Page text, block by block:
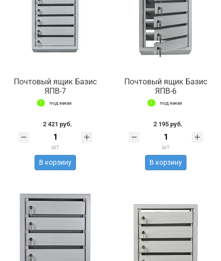
Почтовый ящик Базис
ЯПВ-7
под заказ
2 421 руб.
шт
В корзину
Почтовый ящик Базис
ЯПВ-6
под заказ
2 195 руб.
шт
В корзину